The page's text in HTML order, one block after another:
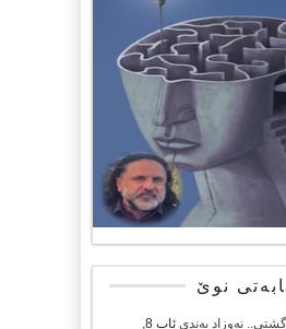
نوێ
نەوزاد بەندی
ئاب 8,